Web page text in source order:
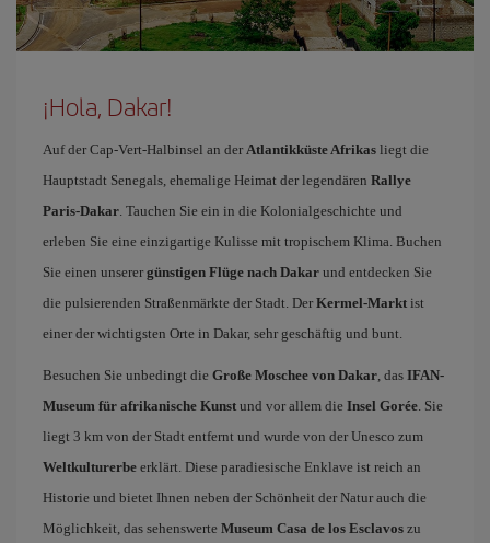
¡Hola, Dakar!
Auf der Cap-Vert-Halbinsel an der Atlantikküste Afrikas liegt die
Hauptstadt Senegals, ehemalige Heimat der legendären Rallye
Paris-Dakar. Tauchen Sie ein in die Kolonialgeschichte und
erleben Sie eine einzigartige Kulisse mit tropischem Klima. Buchen
Sie einen unserer günstigen Flüge nach Dakar und entdecken Sie
die pulsierenden Straßenmärkte der Stadt. Der Kermel-Markt ist
einer der wichtigsten Orte in Dakar, sehr geschäftig und bunt.
Besuchen Sie unbedingt die Große Moschee von Dakar, das IFAN-
Museum für afrikanische Kunst und vor allem die Insel Gorée. Sie
liegt 3 km von der Stadt entfernt und wurde von der Unesco zum
Weltkulturerbe erklärt. Diese paradiesische Enklave ist reich an
Historie und bietet Ihnen neben der Schönheit der Natur auch die
Möglichkeit, das sehenswerte Museum Casa de los Esclavos zu